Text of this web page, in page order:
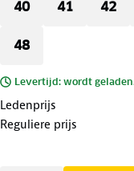
40 41 42
48
Levertijd: wordt
Ledenprijs
Reguliere prijs